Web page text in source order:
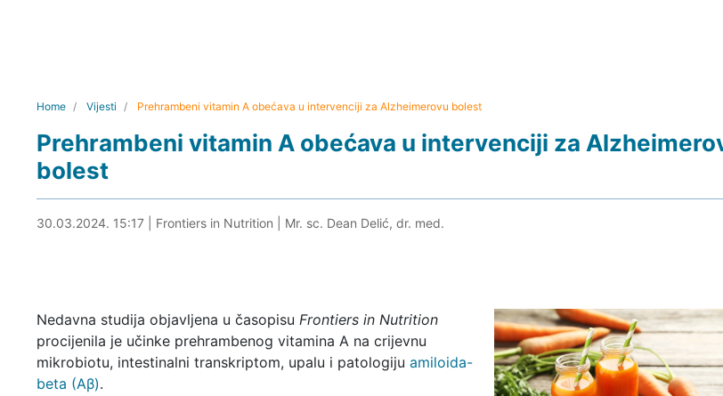
Home Vijesti Prehrambeni vitamin A obećava u intervenciji za Alzheimerovu bolest
Prehrambeni vitamin A obećava u intervenciji za
bolest
30.03.2024. 15:40
30.03.2024. 15:17| Frontiers in Nutrition Mr. sc. Dean Delić, dr. med.
Nedavna studija objavljena u časopisu Frontiers in Nutrition
procijenila je učinke prehrambenog vitamina A na crijevnu
mikrobiotu, intestinalni transkriptom, upalu i patologiju amiloida-
beta (Aβ).